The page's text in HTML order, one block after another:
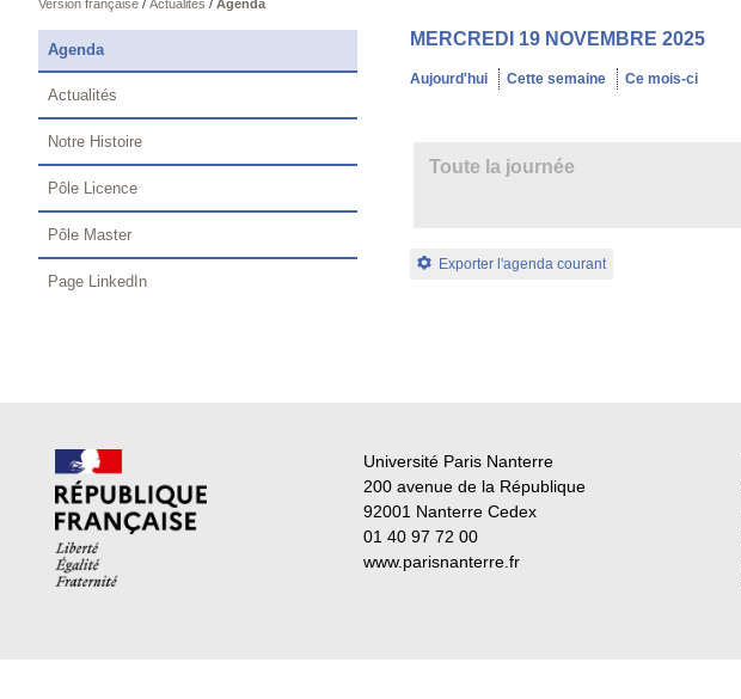
Version française/ Actualités/ Agenda
MERCREDI 19 NOVEMBRE 2025
Aujourd'hui Cette semaine Ce mois-ci
Toute la journée
Exporter l'agenda courant
Agenda
Actualités
Notre Histoire
Pôle Licence
Pôle Master
Page LinkedIn
Université Paris Nanterre
200 avenue de la République
92001 Nanterre Cedex
01 40 97 72 00
www.parisnanterre.fr